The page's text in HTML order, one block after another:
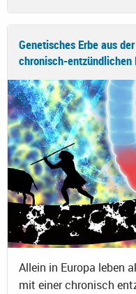
Genetisches Erbe aus
chronisch-
Allein in Europa leben
mit einer chronisch